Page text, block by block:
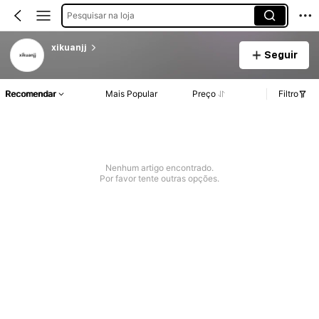
Pesquisar na loja
xikuanjj
Seguir
Recomendar Mais Popular Preço Filtro
Nenhum artigo encontrado.
Por favor tente outras opções.